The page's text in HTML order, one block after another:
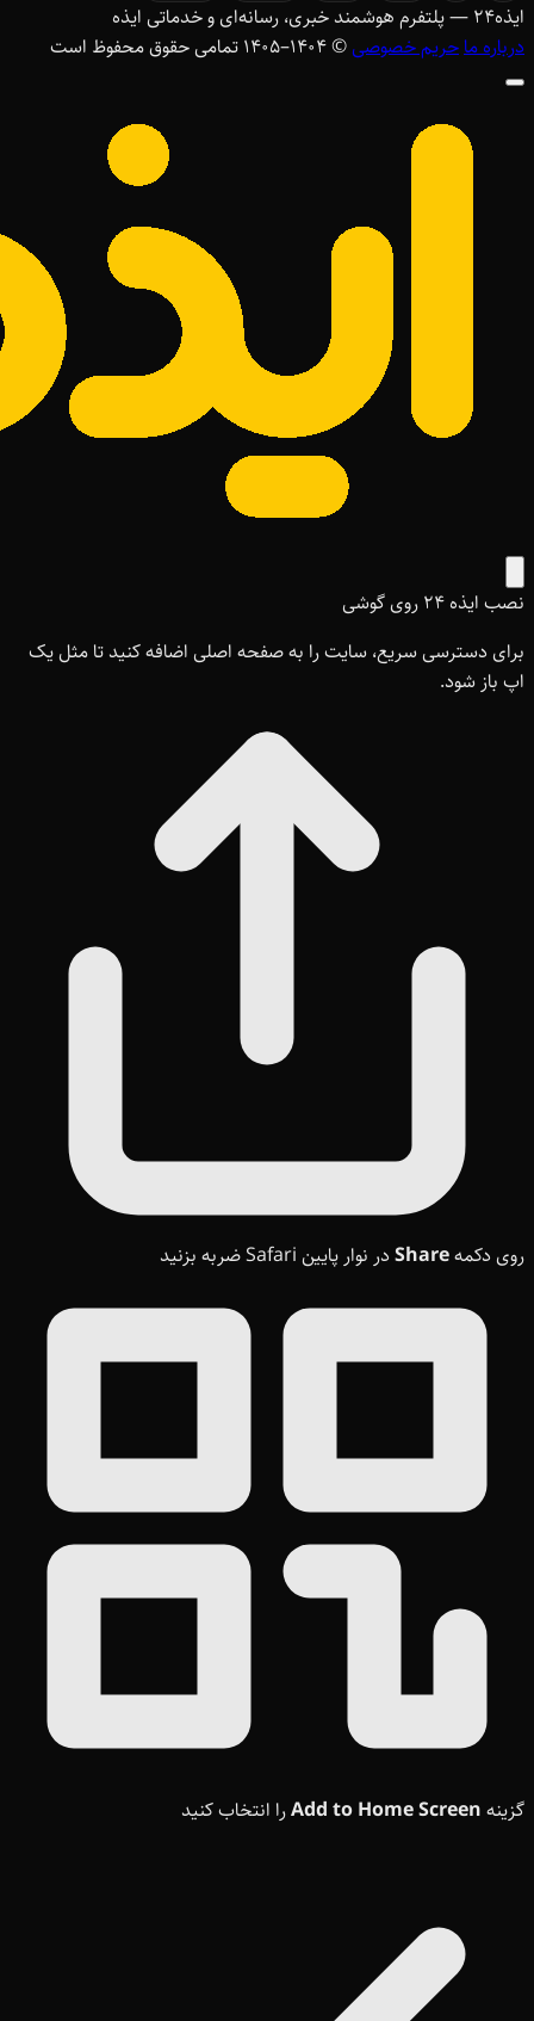
ایذه۲۴ — پلتفرم هوشمند خبری، رسانه‌ای و خدماتی ایذه
درباره ماحریم خصوصی© ۱۴۰۴–1405 تمامی حقوق محفوظ است
نصب ایذه ۲۴ روی گوشی
برای دسترسی سریع، سایت را به صفحه اصلی اضافه کنید تا مثل یک
اپ باز شود.
روی دکمهShare در نوار پایین Safari ضربه بزنید
گزینه Add to Home Screenرا انتخاب کنید